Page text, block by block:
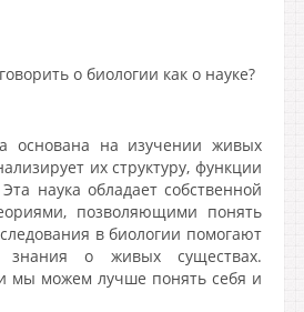
о биологии как о науке?
основана на изучении живых
их структуру, функции
наука обладает собственной
позволяющими понять
в биологии помогают
о живых существах.
мы можем лучше понять себя и